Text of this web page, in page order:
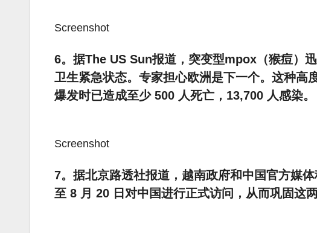
Screenshot
6。据The US Sun报道，突变型mpox（猴痘）
卫生紧急状态。专家担心欧洲是下一个。这种高
爆发时已造成至少 500 人死亡，13,700 人感染。
Screenshot
7。据北京路透社报道，越南政府和中国官方媒
至 8 月 20 日对中国进行正式访问，从而巩固这